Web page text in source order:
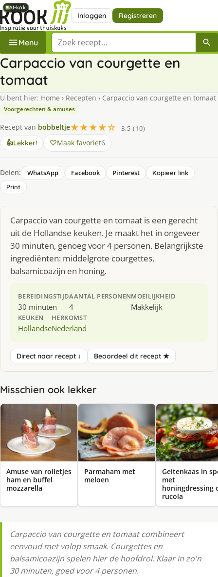
Inloggen Registreren
Menu Zoek een recept
Carpaccio van courgette en
tomaat
U bent hier: Home › Recepten › Carpaccio van courgette en tomaat
Voorgerechten & amuses
Recept van bobbeltje★★★★☆
3.5 (10)
👍Lekker! Maak favoriet6
Delen: WhatsApp Facebook Pinterest
Kopieer link
Print
Carpaccio van courgette en tomaat is een gerecht
uit de Hollandse keuken. Je maakt het in ongeveer
30 minuten, genoeg voor 4 personen. Belangrijkste
ingrediënten: middelgrote courgettes,
balsamicoazijn en honing.
BEREIDINGSTIJD
30 minuten
AANTAL PERSONEN
4
MOEILIJKHEID
Makkelijk
KEUKEN
Hollandse
HERKOMST
Nederland
Direct naar recept ↓ Beoordeel dit recept ★
Misschien ook lekker
Amuse van rolletjes
ham en buffel
mozzarella
AI-kok
Parmaham met
meloen
AI-kok
Geitenkaas in
met
honingdressing
rucola
AI-kok
AI-kok
AI-kok
AI-kok
Carpaccio van courgette en tomaat combineert
eenvoud met volop smaak. Courgettes en
balsamicoazijn spelen hier de hoofdrol. Klaar in zo'n
30 minuten, goed voor 4 personen.